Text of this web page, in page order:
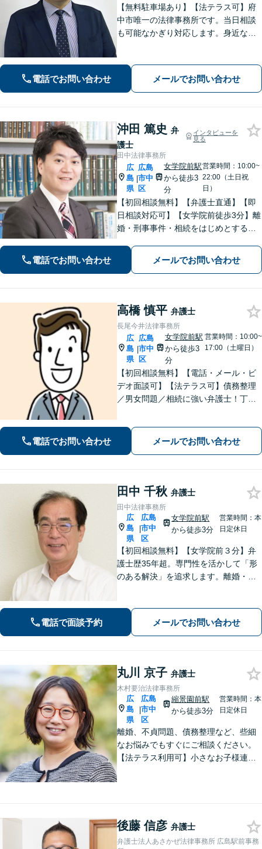
【無料駐車場あり】【法テラス可】府
中市唯一の法律事務所です。当日相談
も可能なかぎり対応します。身近な相
とがありましたら、まずはお気軽にご
相談ください。【出張相談に対応】
電話でお問い合わせ メールでお問い合わせ
沖田 篤史 弁
護士
インタビューを
見る
田中法律事務所
広
島
県
|
広島
市中
区
女学院前駅
から徒歩3
分
営業時間：10:00~
22:00（土日祝
日）
【初回相談無料】【弁護士直通】【即
日相談対応可】【女学院前徒歩3分】離
婚・刑事事件・相続をはじめとする身
ない真の問題解決を目指して誠実かつ
迅速な対応を致します。是非、お気軽
電話でお問い合わせ メールでお問い合わせ
高橋 慎平 弁護士
長尾今井法律事務所
広
島
県
|
広島
市中
区
女学院前駅
から徒歩3
分
営業時間：10:00~
17:00（土曜日）
【初回相談無料】【電話・メール・ビ
デオ面談可】【法テラス可】債務整理
／男女問題／相続に強い弁護士！丁寧
寄り添ったサポートが強み【分割・後
払い利用可】【女学院前駅5分】
電話でお問い合わせ メールでお問い合わせ
田中 千秋 弁護士
田中法律事務所
広
島
県
|
広島
市中
区
女学院前駅
から徒歩3分
営業時間：本
日定休日
【初回相談無料】【女学院前３分】弁
護士歴35年超。専門性を活かして「形
のある解決」を追求します。離婚・債
話しやすい弁護士に是非ご相談くださ
い。（合同庁舎内郵便局近く）
電話で面談予約 メールでお問い合わせ
丸川 京子 弁護士
木村要治法律事務所
広
島
県
|
広島
市中
区
縮景園前駅
から徒歩3分
営業時間：本
日定休日
離婚、不貞問題、債務整理など、些細
なお悩みでもすぐにご相談ください。
【法テラス利用可】小さなお子様連れ
後藤 信彦 弁護士
弁護士法人あさかぜ法律事務所 広島駅前事務